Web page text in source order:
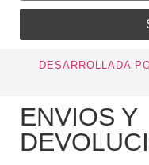
DESARROLLADA
ENVIOS Y